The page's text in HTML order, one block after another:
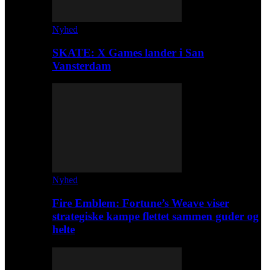
Nyhed
SKATE: X Games lander i San
Vansterdam
Nyhed
Fire Emblem: Fortune’s Weave viser
strategiske kampe flettet sammen guder og
helte